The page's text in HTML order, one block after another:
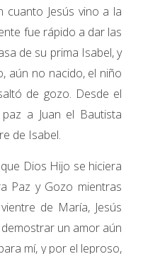
cuanto Jesús vino a la
fue rápido a dar las
de su prima Isabel, y
aún no nacido, el niño
de gozo. Desde el
a Juan el Bautista
de Isabel.
Dios Hijo se hiciera
Paz y Gozo mientras
de María, Jesús
un amor aún
mí, y por el leproso,